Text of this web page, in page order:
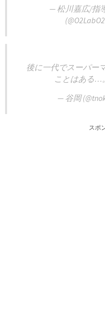
— 松川嘉広/指
後に一代でスーパー
ことはある…
— 谷岡
スポ